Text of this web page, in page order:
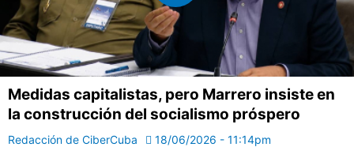
Medidas capitalistas, pero Marrero insiste en
la construcción del socialismo próspero
Redacción de CiberCuba 18/06/2026 - 11:14pm